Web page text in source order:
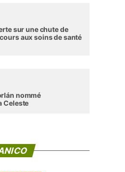
sur une chute de
aux soins de santé
nommé
Celeste